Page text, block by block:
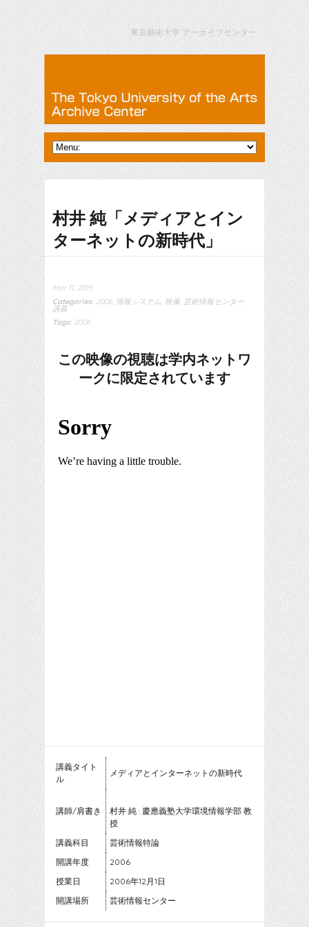
東京藝術大学 アーカイブセンター
村井 純「メディアとイン
ターネットの新時代」
Mar 11, 2015
Categories: 2006 情報システム 映像 芸術情報センター
講義
Tags: 2006
この映像の視聴は学内ネットワ
ークに限定されています
講義タイト
ル
メディアとインターネットの新時代
講師/肩書き
村井 純 : 慶應義塾大学環境情報学部 教
授
講義科目
芸術情報特論
開講年度
2006
授業日
2006年12月1日
開講場所
芸術情報センター